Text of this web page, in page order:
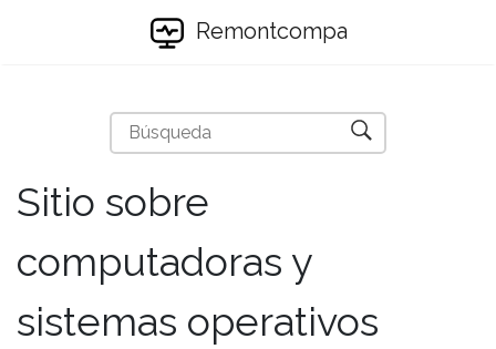
Remontcompa
Sitio sobre
computadoras y
sistemas operativos